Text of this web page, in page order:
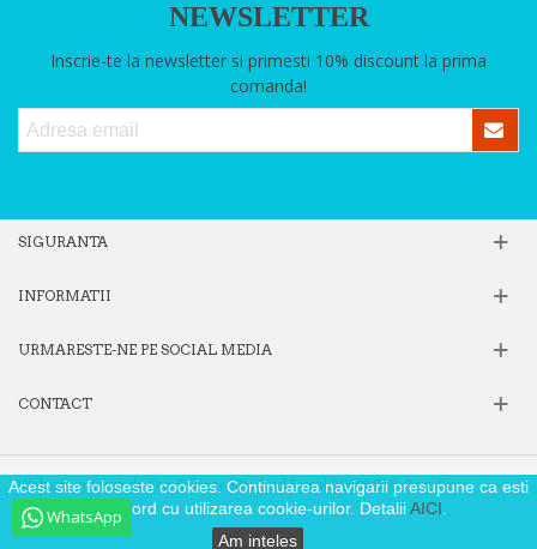
WhatsApp
NEWSLETTER
Inscrie-te la newsletter si primesti 10% discount la prima
comanda!
SIGURANTA
INFORMATII
URMARESTE-NE PE SOCIAL MEDIA
CONTACT
Acest site foloseste cookies. Continuarea navigarii presupune ca esti
de acord cu utilizarea cookie-urilor. DetaliiAICI
Am inteles
Website operat de Fox Society SRL, Cod Fiscal 39605806, Reg. Com.
J40/9871/2018